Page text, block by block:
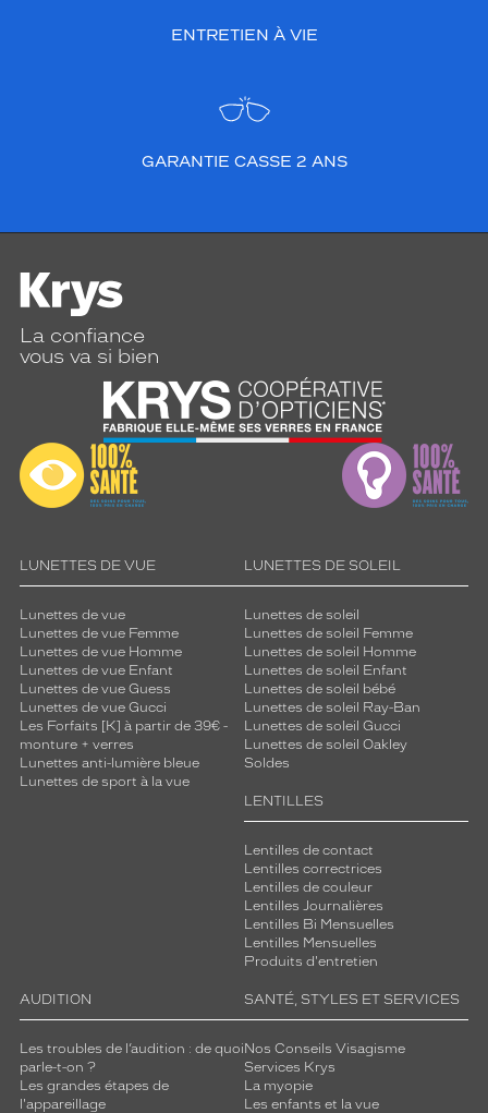
ENTRETIEN À VIE
GARANTIE CASSE 2 ANS
La confiance
vous va si bien
LUNETTES DE VUE
Lunettes de vue
Lunettes de vue Femme
Lunettes de vue Homme
Lunettes de vue Enfant
Lunettes de vue Guess
Lunettes de vue Gucci
Les Forfaits [K] à partir de 39€ -
monture + verres
Lunettes anti-lumière bleue
Lunettes de sport à la vue
LUNETTES DE SOLEIL
Lunettes de soleil
Lunettes de soleil Femme
Lunettes de soleil Homme
Lunettes de soleil Enfant
Lunettes de soleil bébé
Lunettes de soleil Ray-Ban
Lunettes de soleil Gucci
Lunettes de soleil Oakley
Soldes
LENTILLES
Lentilles de contact
Lentilles correctrices
Lentilles de couleur
Lentilles Journalières
Lentilles Bi Mensuelles
Lentilles Mensuelles
Produits d'entretien
AUDITION
Les troubles de l’audition : de quoi
parle-t-on ?
Les grandes étapes de
l'appareillage
SANTÉ, STYLES ET SERVICES
Nos Conseils Visagisme
Services Krys
La myopie
Les enfants et la vue